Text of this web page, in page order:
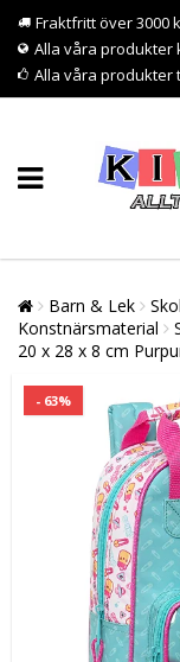
Fraktfritt över 3000
Alla våra produkter
Alla våra produkter
Barn & Lek
Konstnärsmaterial
20 x 28 x 8 cm
- 63%